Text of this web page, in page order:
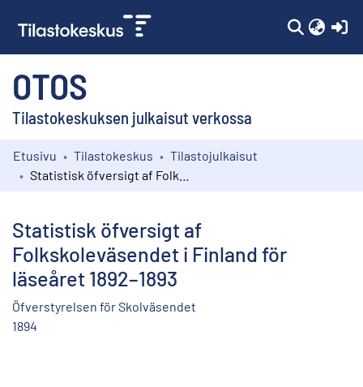
OTOS
Tilastokeskuksen julkaisut verkossa
Kokoelmat
Etusivu Tilastokeskus
Tilastojulkaisut
Statistisk öfversigt af
Folkskoleväsendet i Finland för
läseåret 1892–1893
Öfverstyrelsen för Skolväsendet
1894